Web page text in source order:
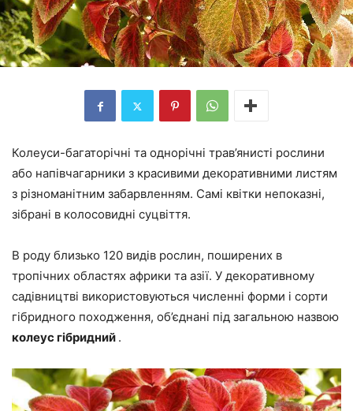
Колеуси-багаторічні та однорічні трав’янисті рослини
або напівчагарники з красивими декоративними листям
з різноманітним забарвленням. Самі квітки непоказні,
зібрані в колосовидні суцвіття.
В роду близько 120 видів рослин, поширених в
тропічних областях африки та азії. У декоративному
садівництві використовуються численні форми і сорти
гібридного походження, об’єднані під загальною назвою
колеус гібридний .